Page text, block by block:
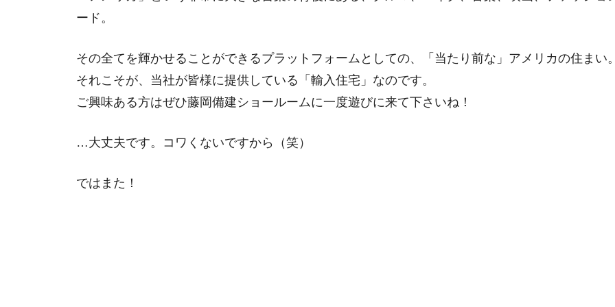
ード。
その全てを輝かせることができるプラットフォームとしての、「当たり前な」アメリカの住まい
それこそが、当社が皆様に提供している「輸入住宅」なのです。
ご興味ある方はぜひ藤岡備建ショールームに一度遊びに来て下さいね！
…大丈夫です。コワくないですから（笑）
ではまた！